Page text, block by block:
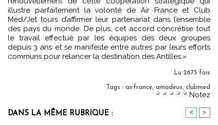
illustre parfaitement la volonté de Air France et Club
Med/Jet tours d’affirmer leur partenariat dans l’ensemble
des pays du monde. De plus, cet accord concrétise tout
le travail effectué par les équipes des deux groupes
depuis 3 ans et se manifeste entre autres par leurs efforts
communs pour relancer la destination des Antilles.»
Lu 2675 fois
Tags : airfrance, amadeus, clubmed
Notez
DANS LA MÊME RUBRIQUE : < >